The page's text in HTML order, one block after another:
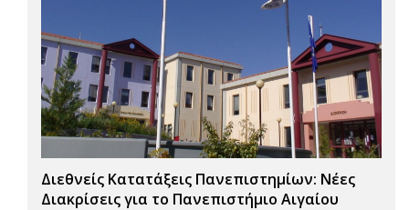
Διεθνείς Κατατάξεις Πανεπιστημίων: Νέες
Διακρίσεις για το Πανεπιστήμιο Αιγαίου